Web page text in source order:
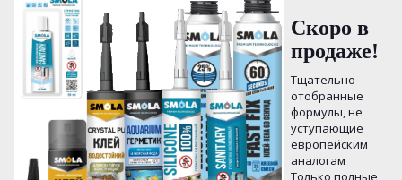
Скоро в
продаже!
Тщательно
отобранные
формулы, не
уступающие
европейским
аналогам